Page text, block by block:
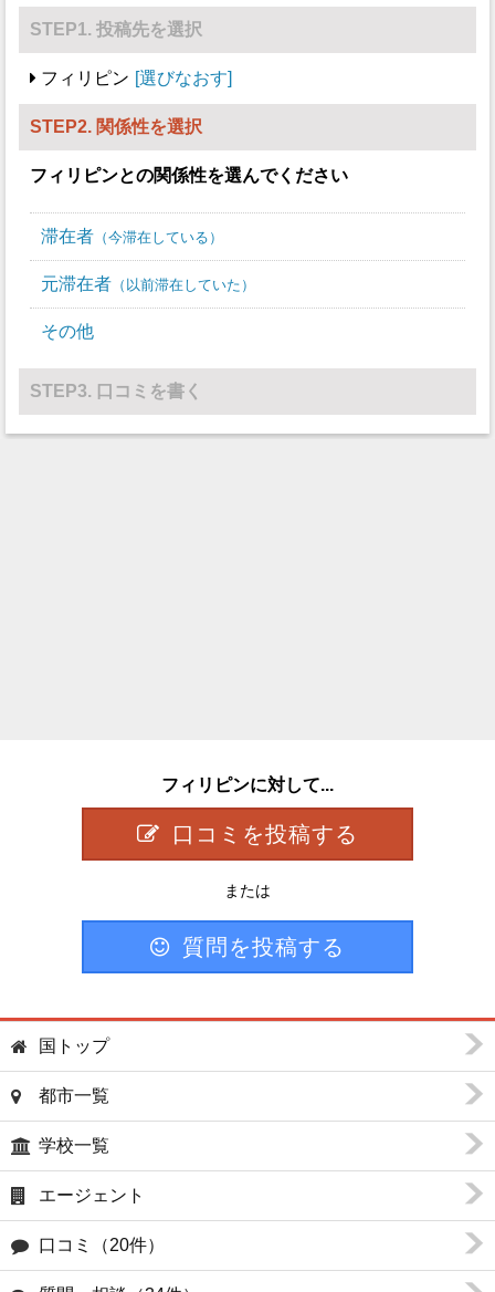
STEP1. 投稿先を選択
フィリピン 選びなおす
STEP2. 関係性を選択
フィリピンとの関係性を選んでください
滞在者 今滞在している
元滞在者 以前滞在していた
その他
STEP3. 口コミを書く
フィリピンに対して...
口コミを投稿する
または
質問を投稿する
国トップ
都市一覧
学校一覧
エージェント
口コミ（20件）